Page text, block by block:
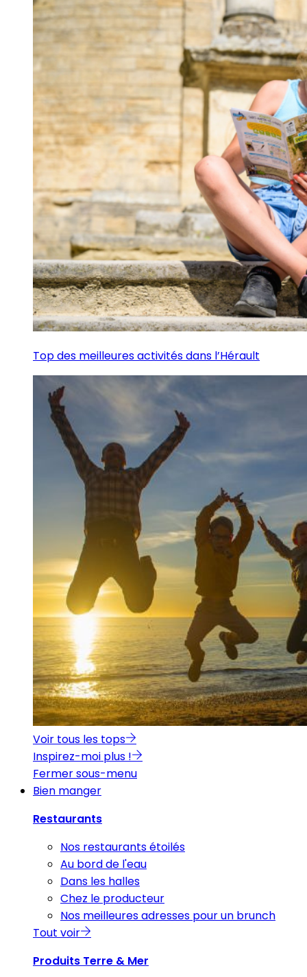
Top des meilleures activités dans l’Hérault
Voir tous les tops
Inspirez-moi plus !
Fermer sous-menu
Bien manger
Restaurants
Nos restaurants étoilés
Au bord de l'eau
Dans les halles
Chez le producteur
Nos meilleures adresses pour un brunch
Tout voir
Produits Terre & Mer